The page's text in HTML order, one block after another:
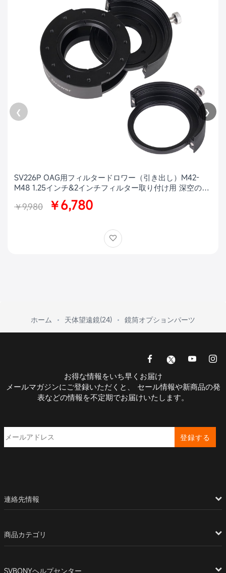
❮
SV226P OAG用フィルタードロワー（引き出し）M42-
M48 1.25インチ&2インチフィルター取り付け用 深空の天
￥9,980 ￥6,780
❯
ホーム 天体望遠鏡(24) 鏡筒オプションパーツ
お得な情報をいち早くお届け
メールマガジンにご登録いただくと、 セール情報や新商品の発
表などの情報を不定期でお届けいたします。
登録する
連絡先情報
商品カテゴリ
SVBONYヘルプセンター